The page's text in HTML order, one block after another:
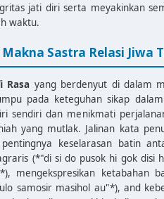
jati diri serta meyakinkan
waktu.
Makna Sastra Relasi Jiwa
Rasa yang berdenyut di dalam
pada keteguhan sikap
sendiri dan menikmati
yang mutlak. Jalinan kata
keselarasan batin
(*"di si do pusok hi gok disi
mengekspresikan ketabahan
samosir masihol au"*), and